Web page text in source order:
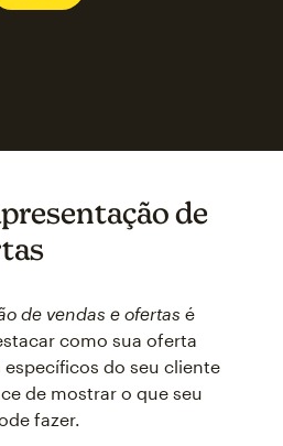
de
de vendas e ofertas é
como sua oferta
do seu cliente
de mostrar o que seu
fazer.